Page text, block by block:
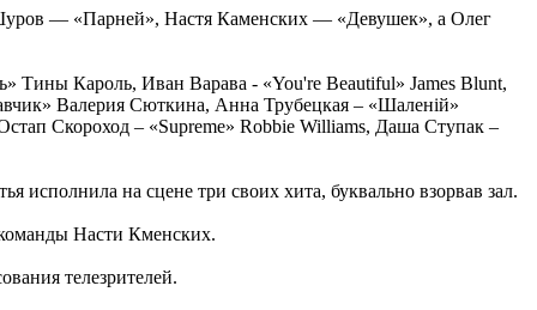
— «Парней», Настя Каменских — «Девушек», а Олег
Тины Кароль, Иван Варава - «You're Beautiful» James Blunt,
Валерия Сюткина, Анна Трубецкая – «Шаленій»
Скороход – «Supreme» Robbie Williams, Даша Ступак –
исполнила на сцене три своих хита, буквально взорвав зал.
Насти Кменских.
телезрителей.